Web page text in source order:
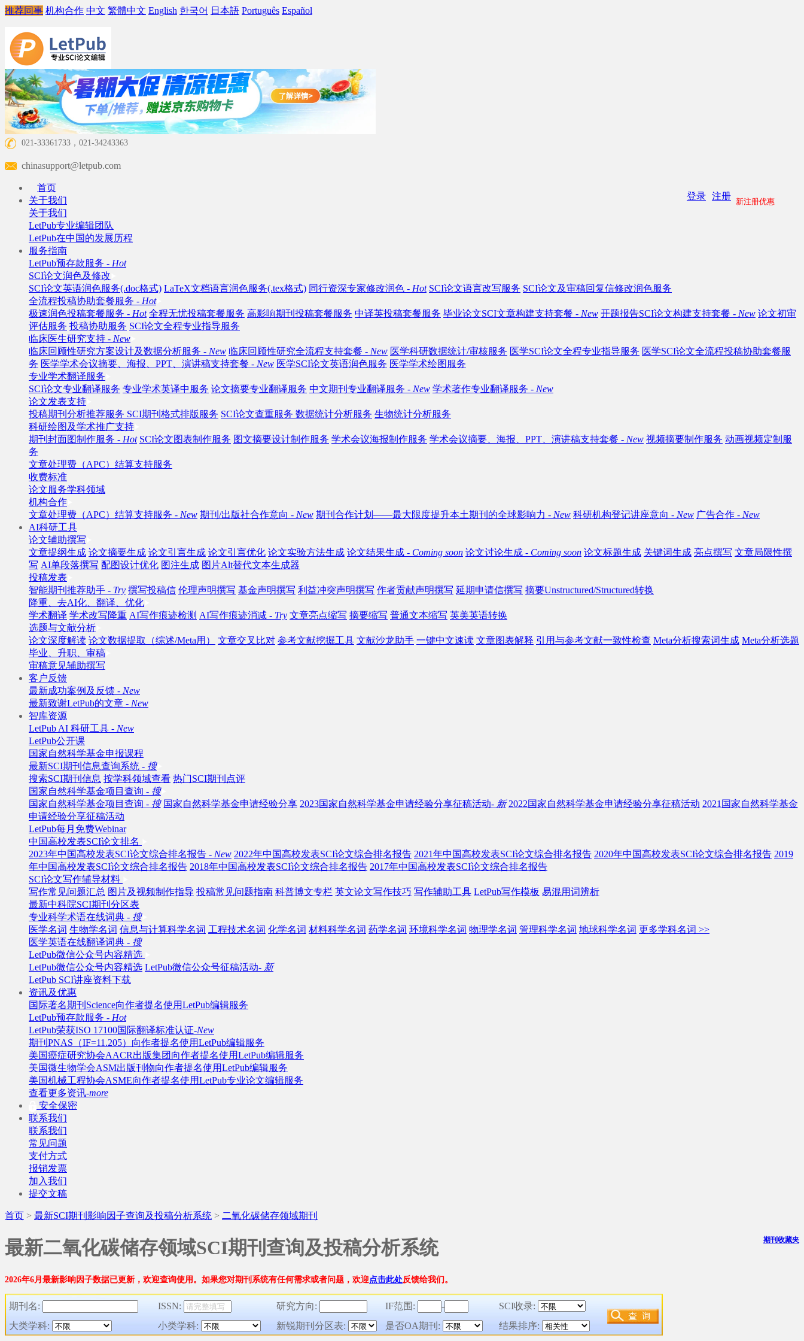
推荐同事 机构合作 中文 繁體中文 English 한국어 日本語 Português Español
021-33361733，021-34243363
chinasupport@letpub.com
登录 注册
新注册优惠
首页
关于我们
关于我们
LetPub专业编辑团队
LetPub在中国的发展历程
服务指南
LetPub预存款服务 - Hot
SCI论文润色及修改
SCI论文英语润色服务(.doc格式) LaTeX文档语言润色服务(.tex格式) 同行资深专家修改润色 - Hot SCI论文语言改写服务 SCI论文及审稿回复信修改润色服务
全流程投稿协助套餐服务 - Hot
极速润色投稿套餐服务 - Hot 全程无忧投稿套餐服务 高影响期刊投稿套餐服务 中译英投稿套餐服务 毕业论文SCI文章构建支持套餐 - New 开题报告SCI论文构建支持套餐 - New 论文初审
评估服务 投稿协助服务 SCI论文全程专业指导服务
临床医生研究支持 - New
临床回顾性研究方案设计及数据分析服务 - New 临床回顾性研究全流程支持套餐 - New 医学科研数据统计/审核服务 医学SCI论文全程专业指导服务 医学SCI论文全流程投稿协助套餐服
务 医学学术会议摘要、海报、PPT、演讲稿支持套餐 - New 医学SCI论文英语润色服务 医学学术绘图服务
专业学术翻译服务
SCI论文专业翻译服务 专业学术英译中服务 论文摘要专业翻译服务 中文期刊专业翻译服务 - New 学术著作专业翻译服务 - New
论文发表支持
投稿期刊分析推荐服务 SCI期刊格式排版服务 SCI论文查重服务 数据统计分析服务 生物统计分析服务
科研绘图及学术推广支持
期刊封面图制作服务 - Hot SCI论文图表制作服务 图文摘要设计制作服务 学术会议海报制作服务 学术会议摘要、海报、PPT、演讲稿支持套餐 - New 视频摘要制作服务 动画视频定制服
务
文章处理费（APC）结算支持服务
收费标准
论文服务学科领域
机构合作
文章处理费（APC）结算支持服务 - New 期刊/出版社合作意向 - New 期刊合作计划——最大限度提升本土期刊的全球影响力 - New 科研机构登记讲座意向 - New 广告合作 - New
AI科研工具
论文辅助撰写
文章提纲生成 论文摘要生成 论文引言生成 论文引言优化 论文实验方法生成 论文结果生成 - Coming soon 论文讨论生成 - Coming soon 论文标题生成 关键词生成 亮点撰写 文章局限性撰
写 AI单段落撰写 配图设计优化 图注生成 图片Alt替代文本生成器
投稿发表
智能期刊推荐助手 - Try 撰写投稿信 伦理声明撰写 基金声明撰写 利益冲突声明撰写 作者贡献声明撰写 延期申请信撰写 摘要Unstructured/Structured转换
降重、去AI化、翻译、优化
学术翻译 学术改写降重 AI写作痕迹检测 AI写作痕迹消减 - Try 文章亮点缩写 摘要缩写 普通文本缩写 英美英语转换
选题与文献分析
论文深度解读 论文数据提取（综述/Meta用） 文章交叉比对 参考文献挖掘工具 文献沙龙助手 一键中文速读 文章图表解释 引用与参考文献一致性检查 Meta分析搜索词生成 Meta分析选题
毕业、升职、审稿
审稿意见辅助撰写
客户反馈
最新成功案例及反馈 - New
最新致谢LetPub的文章 - New
智库资源
LetPub AI 科研工具 - New
LetPub公开课
国家自然科学基金申报课程
最新SCI期刊信息查询系统 - 搜
搜索SCI期刊信息 按学科领域查看 热门SCI期刊点评
国家自然科学基金项目查询 - 搜
国家自然科学基金项目查询 - 搜 国家自然科学基金申请经验分享 2023国家自然科学基金申请经验分享征稿活动- 新 2022国家自然科学基金申请经验分享征稿活动 2021国家自然科学基金
申请经验分享征稿活动
LetPub每月免费Webinar
中国高校发表SCI论文排名
2023年中国高校发表SCI论文综合排名报告 - New 2022年中国高校发表SCI论文综合排名报告 2021年中国高校发表SCI论文综合排名报告 2020年中国高校发表SCI论文综合排名报告 2019
年中国高校发表SCI论文综合排名报告 2018年中国高校发表SCI论文综合排名报告 2017年中国高校发表SCI论文综合排名报告
SCI论文写作辅导材料
写作常见问题汇总 图片及视频制作指导 投稿常见问题指南 科普博文专栏 英文论文写作技巧 写作辅助工具 LetPub写作模板 易混用词辨析
最新中科院SCI期刊分区表
专业科学术语在线词典 - 搜
医学名词 生物学名词 信息与计算科学名词 工程技术名词 化学名词 材料科学名词 药学名词 环境科学名词 物理学名词 管理科学名词 地球科学名词 更多学科名词 >>
医学英语在线翻译词典 - 搜
LetPub微信公众号内容精选
LetPub微信公众号内容精选 LetPub微信公众号征稿活动- 新
LetPub SCI讲座资料下载
资讯及优惠
国际著名期刊Science向作者提名使用LetPub编辑服务
LetPub预存款服务 - Hot
LetPub荣获ISO 17100国际翻译标准认证-New
期刊PNAS（IF=11.205）向作者提名使用LetPub编辑服务
美国癌症研究协会AACR出版集团向作者提名使用LetPub编辑服务
美国微生物学会ASM出版刊物向作者提名使用LetPub编辑服务
美国机械工程协会ASME向作者提名使用LetPub专业论文编辑服务
查看更多资讯-more
安全保密
联系我们
联系我们
常见问题
支付方式
报销发票
加入我们
提交文稿
首页 > 最新SCI期刊影响因子查询及投稿分析系统 > 二氧化碳储存领域期刊
最新二氧化碳储存领域SCI期刊查询及投稿分析系统 期刊收藏夹
2026年6月最新影响因子数据已更新，欢迎查询使用。 如果您对期刊系统有任何需求或者问题，欢迎 点击此处反馈给我们。
期刊名: ISSN: 研究方向: IF范围: -
SCI收录:
大类学科:
小类学科: 新锐期刊分区表: 是否OA期刊: 结果排序: